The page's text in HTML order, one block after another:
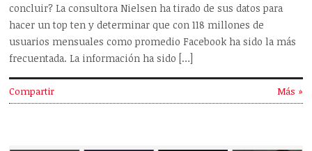
concluir? La consultora Nielsen ha tirado de sus datos para
hacer un top ten y determinar que con 118 millones de
usuarios mensuales como promedio Facebook ha sido la más
frecuentada. La información ha sido […]
Compartir Más »